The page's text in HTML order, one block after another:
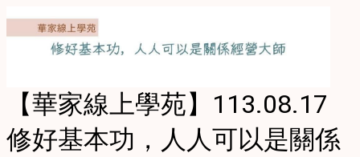
【華家線上學苑】113.08.17
修好基本功，人人可以是關係